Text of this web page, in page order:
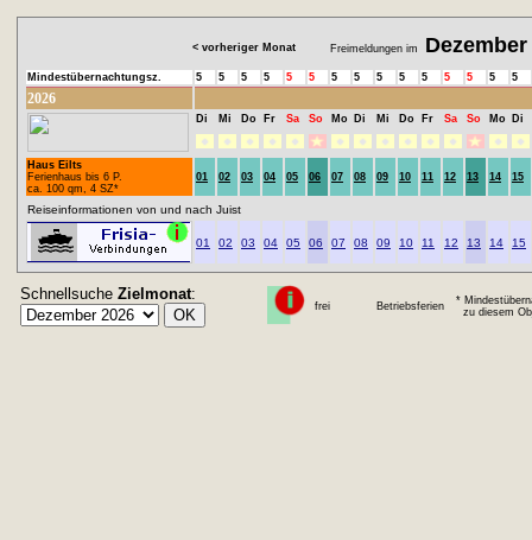
< vorheriger Monat Freimeldungen im Dezember
Mindestübernachtungsz. 5 5 5 5 5 5 5 5 5 5 5 5 5 5 5
2026
Di Mi Do Fr Sa So Mo Di Mi Do Fr Sa So Mo Di
Haus Eilts
Ferienhaus bis 6 P.
ca. 100 qm, 4 SZ*
01 02 03 04 05 06 07 08 09 10 11 12 13 14 15
Reiseinformationen von und nach Juist
01 02 03 04 05 06 07 08 09 10 11 12 13 14 15
Schnellsuche Zielmonat:
frei Betriebsferien
*
zu diesem